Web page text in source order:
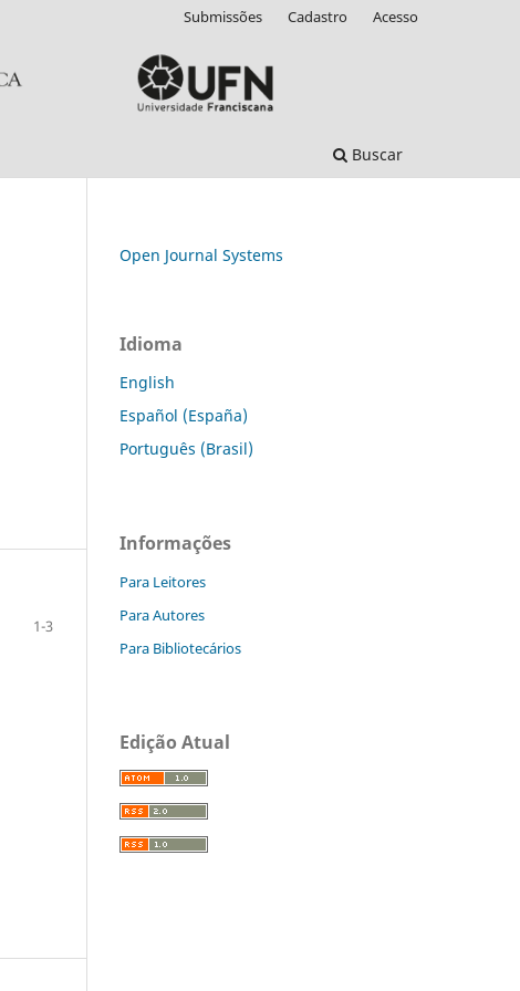
Buscar
Submissões Cadastro Acesso
1-3
Open Journal Systems
Idioma
English
Español (España)
Português (Brasil)
Informações
Para Leitores
Para Autores
Para Bibliotecários
Edição Atual